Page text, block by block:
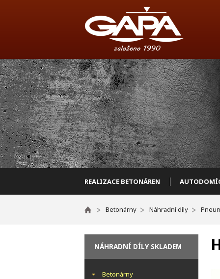
REALIZACE BETONÁREN
Betonárny Náhradní díly
NÁHRADNÍ DÍLY SKLADEM
Betonárny